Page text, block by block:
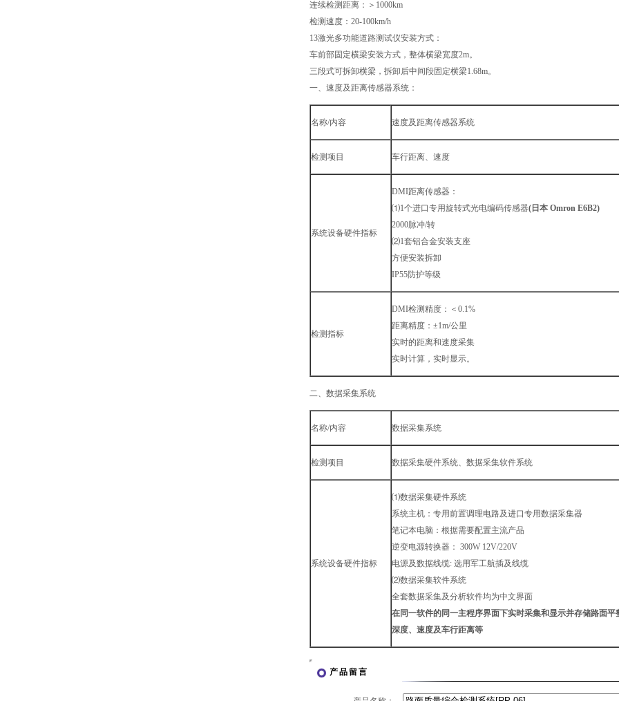
连续检测距离：＞1000km
检测速度：20-100km/h
13激光多功能道路测试仪安装方式：
车前部固定横梁安装方式，整体横梁宽度2m。
三段式可拆卸横梁，拆卸后中间段固定横梁1.68m。
一、速度及距离传感器系统：
名称/内容 速度及距离传感器系统
检测项目 车行距离、速度
系统设备硬件指标
DMI距离传感器：
⑴1个进口专用旋转式光电编码传感器(日本 Omron E6B2)
2000脉冲/转
⑵1套铝合金安装支座
方便安装拆卸
IP55防护等级
检测指标
DMI检测精度：＜0.1%
距离精度：±1m/公里
实时的距离和速度采集
实时计算，实时显示。
二、数据采集系统
名称/内容 数据采集系统
检测项目 数据采集硬件系统、数据采集软件系统
系统设备硬件指标
⑴数据采集硬件系统
系统主机：专用前置调理电路及进口专用数据采集器
笔记本电脑：根据需要配置主流产品
逆变电源转换器： 300W 12V/220V
电源及数据线缆: 选用军工航插及线缆
⑵数据采集软件系统
全套数据采集及分析软件均为中文界面
在同一软件的同一主程序界面下实时采集和显示并存储路面平
深度、速度及车行距离等
产品留言